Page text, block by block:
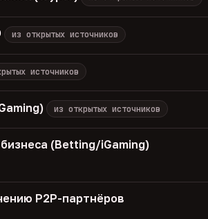
из открытых источников
источников
из открытых источников
(Betting/iGaming)
P2P-партнёров